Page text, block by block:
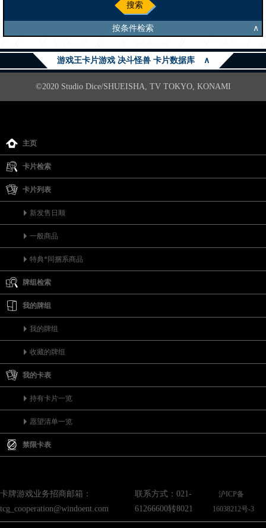
搜索
按条件检索 ∧
游戏王卡片游戏 决斗怪兽 卡片数据库 ∧
©2020 Studio Dice/SHUEISHA, TV TOKYO, KONAMI
主页
卡片检索
卡片列表
新发售日顺
一般商品
特典*同捆系商品
牌组检索
我的牌组
我的牌组
收藏的牌组
我的卡表
持有卡片一览
愿望清单一览
禁限卡表
卡牌游戏业务招商邮箱：
tcg_cooperation@windoent.com
联系方式：021-
61266600转8021
沪ICP备
16038212号-3